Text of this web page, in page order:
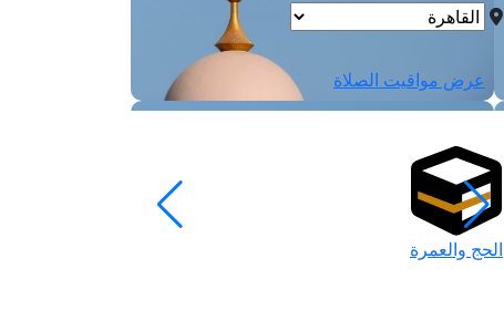
عرض مواقيت الصلاة
الحج والعمرة